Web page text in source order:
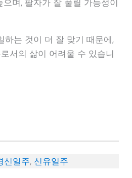
며, 팔자가 잘 풀릴 가능성이
하는 것이 더 잘 맞기 때문에,
서의 삶이 어려울 수 있습니
신일주, 신유일주